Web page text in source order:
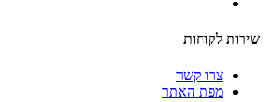
שירות לקוחות
צרו קשר
מפת האתר